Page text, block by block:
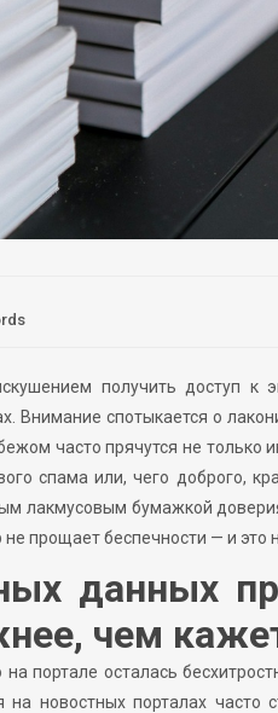
получить доступ к
Внимание спотыкается о
часто прячутся не только
спама или, чего доброго,
лакмусовым бумажкой
прощает беспечности — и это
данных
чем
портале осталась
новостных порталах часто